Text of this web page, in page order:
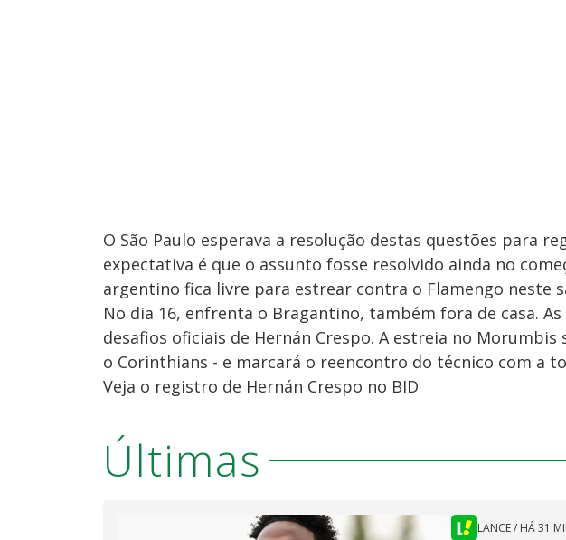
O São Paulo esperava a resolução destas questões para
expectativa é que o assunto fosse resolvido ainda no
argentino fica livre para estrear contra o Flamengo neste
No dia 16, enfrenta o Bragantino, também fora de casa.
desafios oficiais de Hernán Crespo. A estreia no
o Corinthians - e marcará o reencontro do técnico com a
Veja o registro de Hernán Crespo no BID
Últimas
LANCE/ HÁ 31